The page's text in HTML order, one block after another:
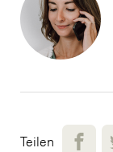
Teilen